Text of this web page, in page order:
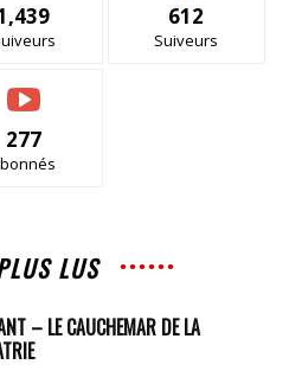
612
Suiveurs
277
LUS
– LE CAUCHEMAR DE LA